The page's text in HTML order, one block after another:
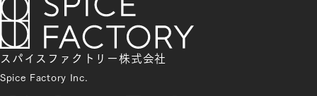
スパイスファクトリー株式会社
Spice Factory Inc.